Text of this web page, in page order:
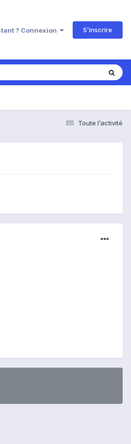
? Connexion S’inscrire
Toute l’activité